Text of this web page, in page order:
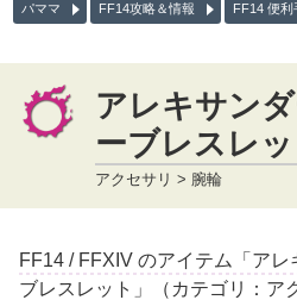
パママ FF14攻略＆情報 FF14 便利
アレキサン
ーブレスレッ
アクセサリ > 腕輪
FF14 / FFXIV のアイテム「ア
ブレスレット」（カテゴリ：ア